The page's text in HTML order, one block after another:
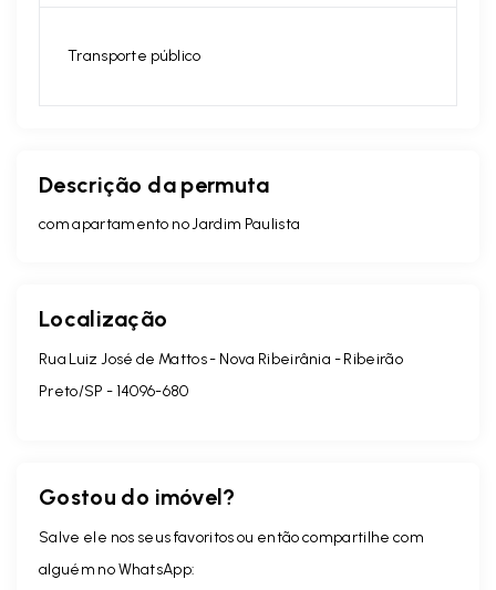
Transporte público
Descrição da permuta
com apartamento no Jardim Paulista
Localização
Rua Luiz José de Mattos - Nova Ribeirânia - Ribeirão
Preto/SP - 14096-680
Gostou do imóvel?
Salve ele nos seus favoritos ou então compartilhe com
alguém no WhatsApp: